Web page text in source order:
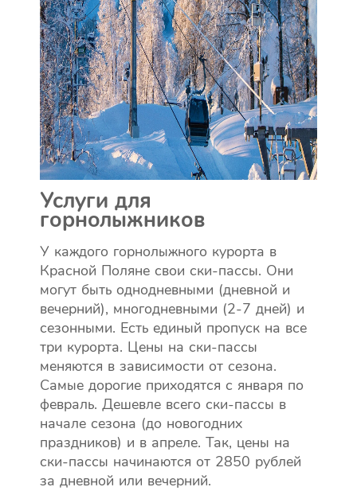
Услуги для
горнолыжников
У каждого горнолыжного курорта в
Красной Поляне свои ски-пассы. Они
могут быть однодневными (дневной и
вечерний), многодневными (2-7 дней) и
сезонными. Есть единый пропуск на все
три курорта. Цены на ски-пассы
меняются в зависимости от сезона.
Самые дорогие приходятся с января по
февраль. Дешевле всего ски-пассы в
начале сезона (до новогодних
праздников) и в апреле. Так, цены на
ски-пассы начинаются от 2850 рублей
за дневной или вечерний.